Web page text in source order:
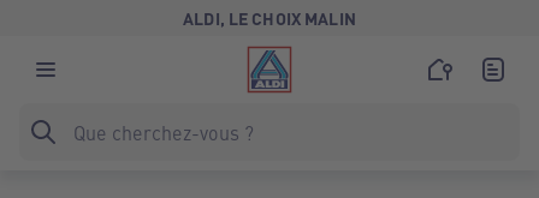
ALDI, LE CHOIX MALIN